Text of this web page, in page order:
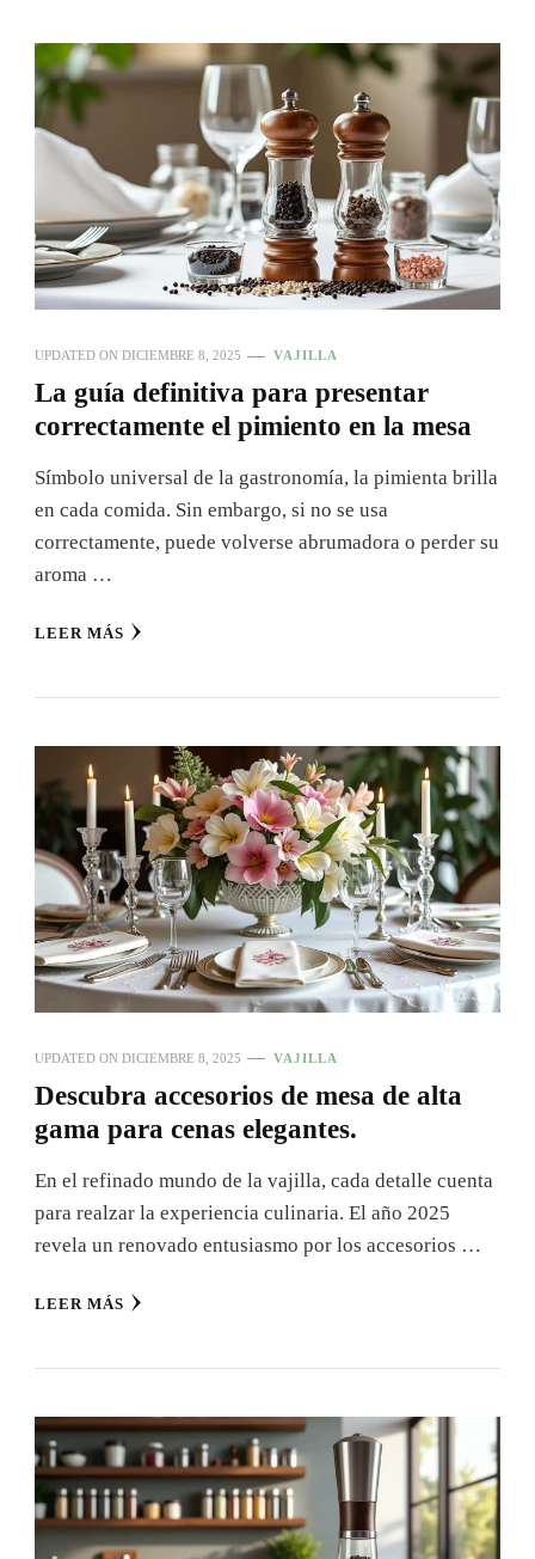
UPDATED ON DICIEMBRE 8, 2025 VAJILLA
La guía definitiva para presentar
correctamente el pimiento en la mesa
Símbolo universal de la gastronomía, la pimienta brilla
en cada comida. Sin embargo, si no se usa
correctamente, puede volverse abrumadora o perder su
aroma …
LEER MÁS
UPDATED ON DICIEMBRE 8, 2025 VAJILLA
Descubra accesorios de mesa de alta
gama para cenas elegantes.
En el refinado mundo de la vajilla, cada detalle cuenta
para realzar la experiencia culinaria. El año 2025
revela un renovado entusiasmo por los accesorios …
LEER MÁS